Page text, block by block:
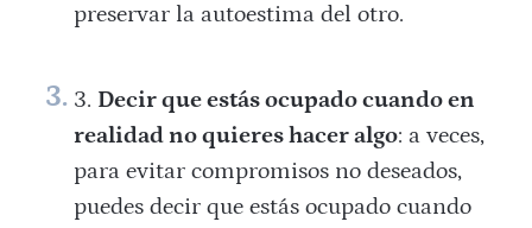
preservar la autoestima del otro.
Decir que estás ocupado cuando en
realidad no quieres hacer algo: a veces,
para evitar compromisos no deseados,
puedes decir que estás ocupado cuando